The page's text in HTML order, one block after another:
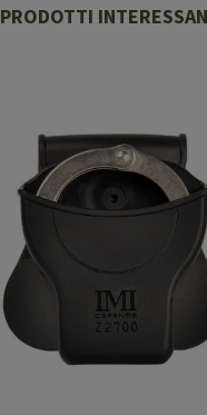
PRODOTTI